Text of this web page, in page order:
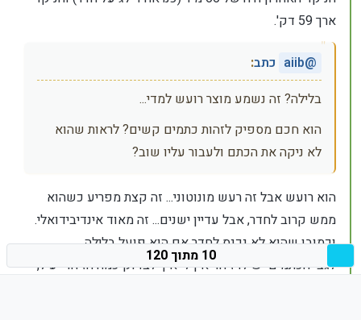
ארך 59 דק'.
@
aiib כתב:
בלילה? זה נשמע מוצר רועש למדי...
הוא חכם מספיק לזהות כתמים קשים? לראות שהוא
לא ניקה את הכתם ולעבור עליו שוב?
הוא רועש אבל זה רעש מונוטוני... זה קצת מפריע כשהוא
ממש קרוב לחדר, אבל עדיין ישנים... זה מאוד אינדיבידואלי.
וכמובן שהוא לא נכנס לחדר אם הוא פועל בלילה.
לגבי הכתמים יש לו זיהוי אין לי איך לבדוק כמה הזיהוי יעיל,
10 מתוך 120